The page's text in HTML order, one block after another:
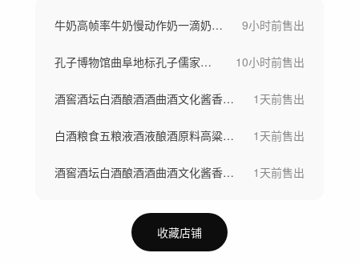
牛奶高帧率牛奶慢动作奶一滴奶高速牛奶 9小时前售出
孔子博物馆曲阜地标孔子儒家孔子雕塑 10小时前售出
酒窖酒坛白酒酿酒酒曲酒文化酱香白酒酿造 1天前售出
白酒粮食五粮液酒液酿酒原料高粱酒粮食酒 1天前售出
酒窖酒坛白酒酿酒酒曲酒文化酱香白酒酿造 1天前售出
收藏店铺